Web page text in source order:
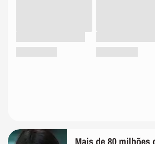
Mais de 80 milhões